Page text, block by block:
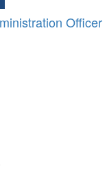
Officer